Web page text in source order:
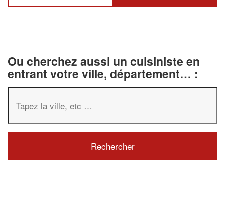
Ou cherchez aussi un cuisiniste en
entrant votre ville, département… :